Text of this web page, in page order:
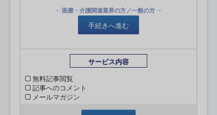
医療・介護関連業界の方／一般の方
手続きへ進む
サービス内容
無料記事閲覧
記事へのコメント
メールマガジン